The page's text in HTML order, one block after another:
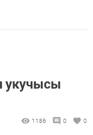
укучысы
1186 0 0